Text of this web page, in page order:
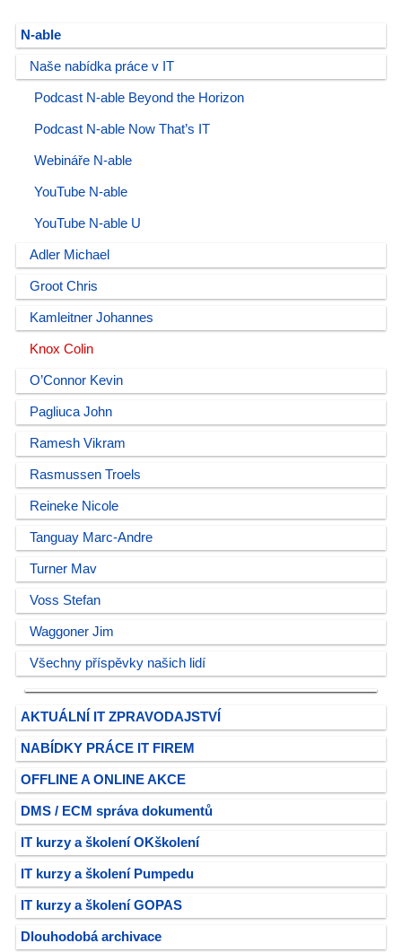
N-able
Naše nabídka práce v IT
Podcast N-able Beyond the Horizon
Podcast N-able Now That’s IT
Webináře N-able
YouTube N-able
YouTube N-able U
Adler Michael
Groot Chris
Kamleitner Johannes
Knox Colin
O’Connor Kevin
Pagliuca John
Ramesh Vikram
Rasmussen Troels
Reineke Nicole
Tanguay Marc-Andre
Turner Mav
Voss Stefan
Waggoner Jim
Všechny příspěvky našich lidí
AKTUÁLNÍ IT ZPRAVODAJSTVÍ
NABÍDKY PRÁCE IT FIREM
OFFLINE A ONLINE AKCE
DMS / ECM správa dokumentů
IT kurzy a školení OKškolení
IT kurzy a školení Pumpedu
IT kurzy a školení GOPAS
Dlouhodobá archivace